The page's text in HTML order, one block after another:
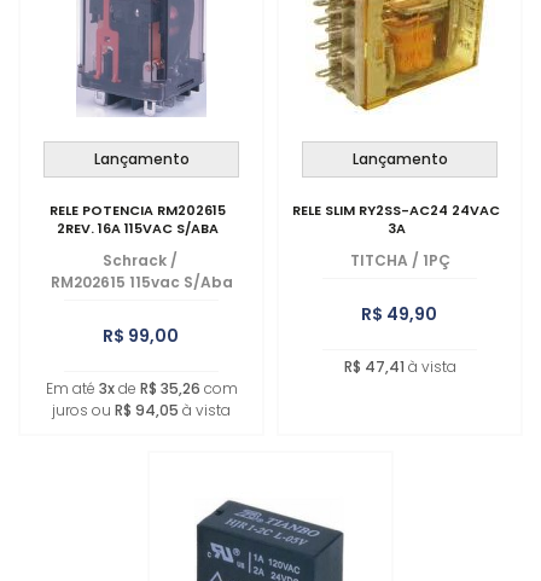
Lançamento
RELE POTENCIA RM202615
2REV. 16A 115VAC S/ABA
Schrack /
RM202615 115vac S/Aba
R$ 99,00
Em até 3xde R$ 35,26 com
juros ou R$ 94,05 à vista
Lançamento
RELE SLIM RY2SS-AC24 24VAC
3A
TITCHA / 1PÇ
R$ 49,90
R$ 47,41 à vista